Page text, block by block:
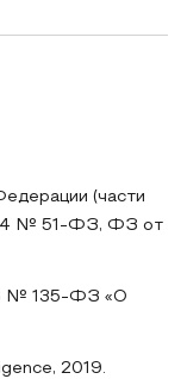
(части
№ 51-ФЗ, ФЗ от
№ 135-ФЗ «О
2019.